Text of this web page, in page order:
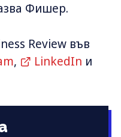
Фишер.
Review във
, LinkedIn и